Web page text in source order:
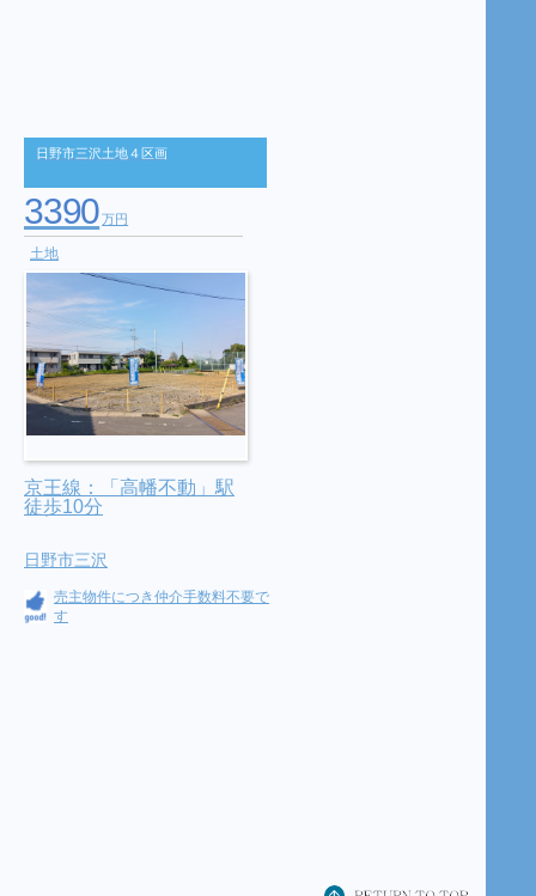
日野市三沢土地４区画
3390万円
土地
京王線：「高幡不動」駅
徒歩10分
日野市三沢
売主物件につき仲介手数料不要で
す